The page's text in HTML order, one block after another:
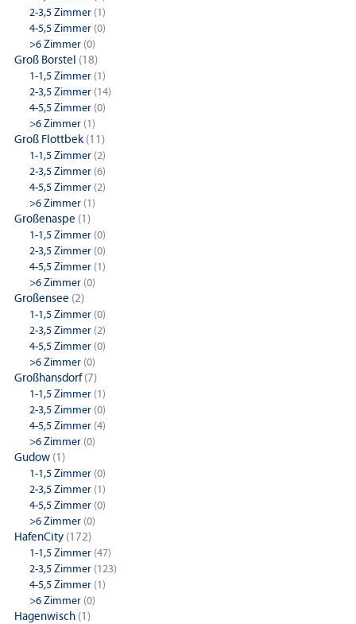
2-3,5 Zimmer (1)
4-5,5 Zimmer (0)
>6 Zimmer (0)
Groß Borstel (18)
1-1,5 Zimmer (1)
2-3,5 Zimmer (14)
4-5,5 Zimmer (0)
>6 Zimmer (1)
Groß Flottbek (11)
1-1,5 Zimmer (2)
2-3,5 Zimmer (6)
4-5,5 Zimmer (2)
>6 Zimmer (1)
Großenaspe (1)
1-1,5 Zimmer (0)
2-3,5 Zimmer (0)
4-5,5 Zimmer (1)
>6 Zimmer (0)
Großensee (2)
1-1,5 Zimmer (0)
2-3,5 Zimmer (2)
4-5,5 Zimmer (0)
>6 Zimmer (0)
Großhansdorf(7)
1-1,5 Zimmer (1)
2-3,5 Zimmer (0)
4-5,5 Zimmer (4)
>6 Zimmer (0)
Gudow (1)
1-1,5 Zimmer (0)
2-3,5 Zimmer (1)
4-5,5 Zimmer (0)
>6 Zimmer (0)
HafenCity (172)
1-1,5 Zimmer (47)
2-3,5 Zimmer (123)
4-5,5 Zimmer (1)
>6 Zimmer (0)
Hagenwisch (1)